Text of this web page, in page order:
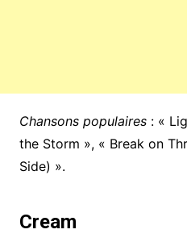
Chansons populaires: «
the Storm », « Break on
Side) ».
Cream